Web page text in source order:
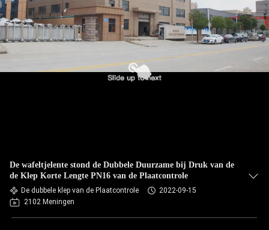
De wafeltjelente stond de Dubbele Duurzame bij Druk van de
de Klep Korte Lengte PN16 van de Plaatcontrole
De dubbele klep van de Plaatcontrole
2022-09-15
2102 Meningen